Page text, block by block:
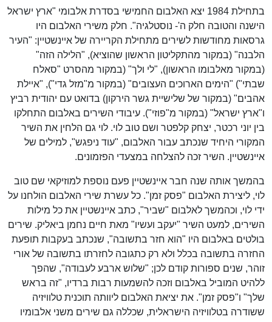
בתחילת 1984 יצא האלבום החמישי בסדרת אלבומי "ארץ ישראל
הישנה והטובה חלק ה'- נוסטלגיה". חלק משירי האלבום היו
גרסאות מחודשות לשירים מתחילת הקריירה של איינשטיין: "העיר
הלבנה" (במקור מהתקליטון הראשון שהוציא), "הלילה הזה"
(במקור מאלבומו הראשון), "לי ולך" (במקור מהסרט "סאלח
שבתי") "הימים הארוכים העצובים" (במקור מ"מזל גדי"), "איילת
אהבים" (במקור של שלישיית גשר הירקון) בדואט עם יהודית רביץ
ו"ארץ ישראל" (במקור מ"פוזי"). עיבודי השירים באלבום התחלקו
בין יוני רכטר, יצחק קלפטר ושם טוב לוי. לוי גם הלחין את השיר
המקורי היחיד שנכתב עבור האלבום, "עוד ניפגש", למילים של
איינשטיין. השיר זכה להצלחה במצעדי הפזמונים.
בהמשך אותה שנה חבר איינשטיין פעם נוספת למוזיקאי שם טוב
לוי, ליצירת האלבום "פסק זמן". כל עשרת שירי האלבום הולחנו על
ידי לוי, וכהמשך לאלבום "שביר", כתב איינשטיין את כל מילות
השירים, למעט השיר "יעקב ועשיו" מאת חיים נחמן ביאליק. שירים
בולטים באלבום היו "הוא חזר בתשובה", שנכתב בעקבות תופעת
החזרה בתשובה בכלל ולא רק כתגובה לחזרתו בתשובה של אורי
זוהר, שנים ספורות קודם לכן; "שלוש ארבע לעבודה", שהפך
ללהיט המוביל באלבום וזכה להשמעות רבות ברדיו, "זה בראש
שלך" ו"פסק זמן". את יציאת האלבום ליוותה תוכנית טלוויזיה
ששודרה בטלוויזיה הישראלית, שכללה גם שירים משני אלבומיו